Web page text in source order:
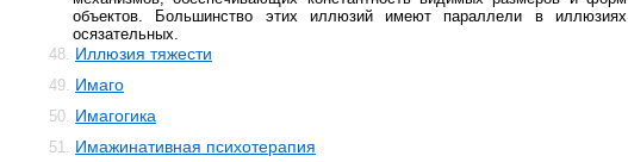
объектов. Большинство этих иллюзий имеют параллели в иллюзиях
осязательных.
48. Иллюзия тяжести
49. Имаго
50. Имагогика
51. Имажинативная психотерапия